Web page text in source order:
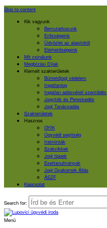
Skip to content
Kik vagyunk
Bemutatkozunk
Erősségeink
Üdvözlet az alapítótól
Elérhetőségeink
Mit csinálunk
Megbízási Díjak
Kiemelt szakterületek
Büntetőjogi védelem
Ingatlanjog
Ingatlan adásvételi szerződés
Jogviták és Pereskedés
Jogi Tanácsadás
Szakterületek
Hasznos
GYIK
Ügyvédi segítség
Iratminták
Szakcikkek
Jogi tippek
Esettanulmányok
Jogi Gyakornok Állás
ÁSZF
Kapcsolat
Search for:
Menü